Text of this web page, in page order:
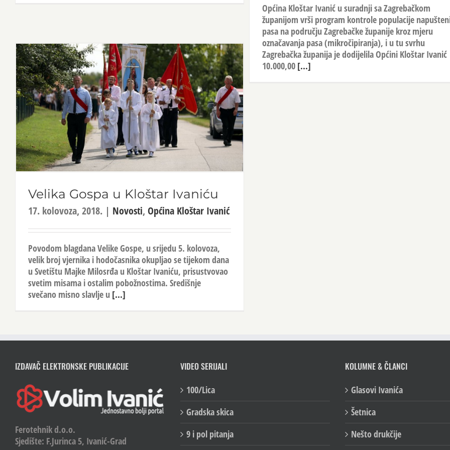
Općina Kloštar Ivanić u suradnji sa Zagrebačkom
županijom vrši program kontrole populacije
pasa na području Zagrebačke županije kroz mjeru
označavanja pasa (mikročipiranja), i u tu svrhu
Zagrebačka županija je dodijelila Općini Kloštar Ivanić
10.000,00 [...]
Velika Gospa u Kloštar Ivaniću
17. kolovoza, 2018. | Novosti, Općina Kloštar Ivanić
Povodom blagdana Velike Gospe, u srijedu 5. kolovoza,
velik broj vjernika i hodočasnika okupljao se tijekom dana
u Svetištu Majke Milosrđa u Kloštar Ivaniću, prisustvovao
svetim misama i ostalim pobožnostima. Središnje
svečano misno slavlje u [...]
IZDAVAČ ELEKTRONSKE PUBLIKACIJE
Ferotehnik d.o.o.
Sjedište: F.Jurinca 5, Ivanić-Grad
VIDEO SERIJALI
100/Lica
Gradska skica
9 i pol pitanja
KOLUMNE & ČLANCI
Glasovi Ivanića
Šetnica
Nešto drukčije